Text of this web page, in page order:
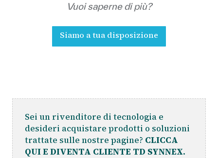
Vuoi saperne di più?
Siamo a tua disposizione
Sei un rivenditore di tecnologia e
desideri acquistare prodotti o soluzioni
trattate sulle nostre pagine? CLICCA
QUI E DIVENTA CLIENTE TD SYNNEX.